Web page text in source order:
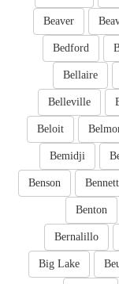
Beaver
Bedford
Bellaire
Belleville
Beloit
Bemidji
Benson
Benton
Bernalillo
Big Lake